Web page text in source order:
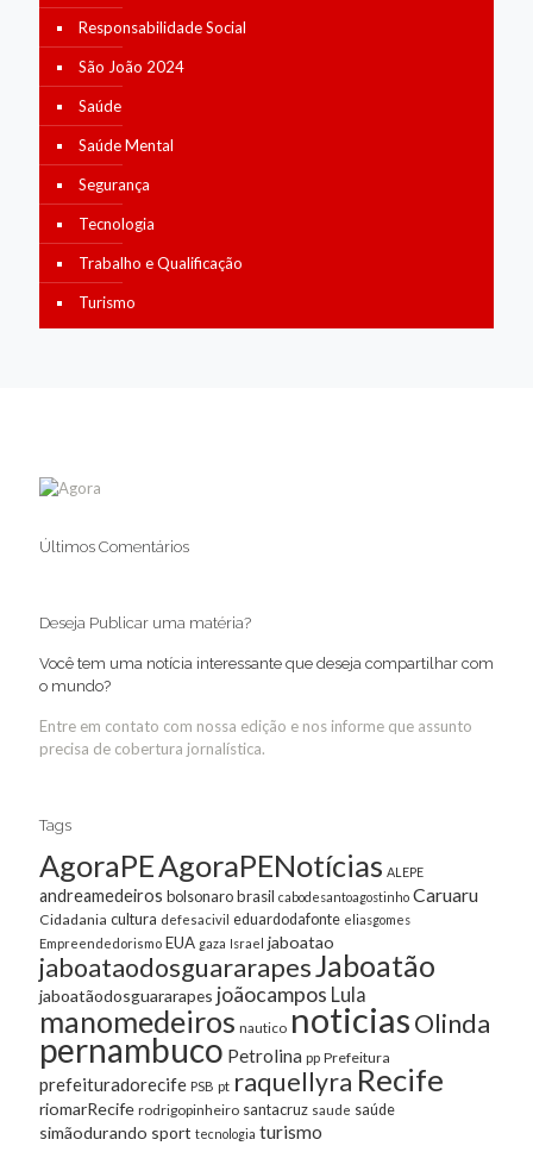
Responsabilidade Social
São João 2024
Saúde
Saúde Mental
Segurança
Tecnologia
Trabalho e Qualificação
Turismo
Últimos Comentários
Deseja Publicar uma matéria?
Você tem uma notícia interessante que deseja compartilhar com
o mundo?
Entre em contato com nossa edição e nos informe que assunto
precisa de cobertura jornalística.
Tags
AgoraPEAgoraPENotícias ALEPE
andreamedeiros bolsonarobrasil cabodesantoagostinho Caruaru
Cidadania cultura defesacivil eduardodafonte eliasgomes
Empreendedorismo EUA gaza Israel jaboatao
jaboataodosguararapesJaboatão
jaboatãodosguararapes joãocampos Lula
manomedeiros nautico noticiasOlinda
pernambuco Petrolina pp Prefeitura
prefeituradorecife PSB pt raquellyra Recife
riomarRecife rodrigopinheiro santacruz saude saúde
simãodurando sport tecnologia turismo